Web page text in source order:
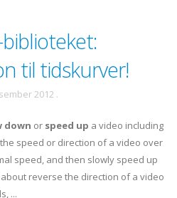
til tidskurver!
2012 .
down or speed up a video including
speed or direction of a video over
speed, and then slowly speed up
reverse the direction of a video
...